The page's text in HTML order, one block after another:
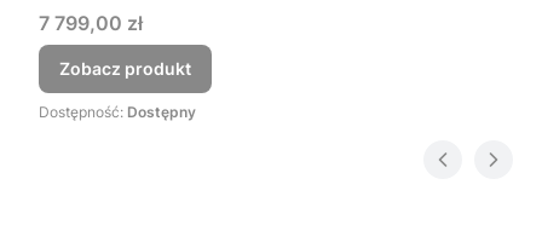
Cena
7 799,00 zł
Zobacz produkt
Dostępność: Dostępny